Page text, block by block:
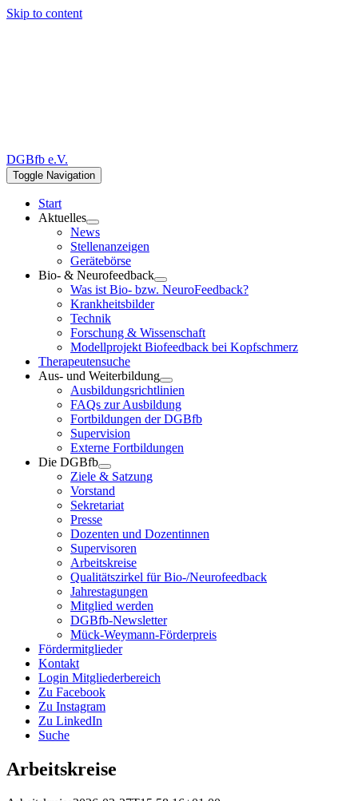
Skip to content
DGBfb e.V.
Toggle Navigation
Start
Aktuelles
News
Stellenanzeigen
Gerätebörse
Bio- & Neurofeedback
Was ist Bio- bzw. NeuroFeedback?
Krankheitsbilder
Technik
Forschung & Wissenschaft
Modellprojekt Biofeedback bei Kopfschmerz
Therapeutensuche
Aus- und Weiterbildung
Ausbildungsrichtlinien
FAQs zur Ausbildung
Fortbildungen der DGBfb
Supervision
Externe Fortbildungen
Die DGBfb
Ziele & Satzung
Vorstand
Sekretariat
Presse
Dozenten und Dozentinnen
Supervisoren
Arbeitskreise
Qualitätszirkel für Bio-/Neurofeedback
Jahrestagungen
Mitglied werden
DGBfb-Newsletter
Mück-Weymann-Förderpreis
Fördermitglieder
Kontakt
Login Mitgliederbereich
Zu Facebook
Zu Instagram
Zu LinkedIn
Suche
Arbeitskreise